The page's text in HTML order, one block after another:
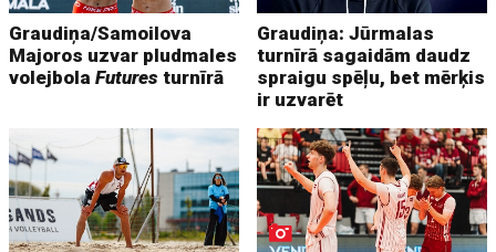
Graudiņa/Samoilova
Majoros uzvar pludmales
volejbolaFutures turnīrā
Graudiņa: Jūrmalas
turnīrā sagaidām daudz
spraigu spēļu, bet mērķis
ir uzvarēt